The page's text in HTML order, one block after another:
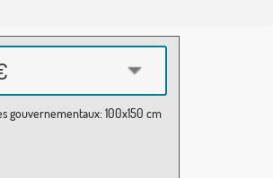
gouvernementaux: 100x150 cm